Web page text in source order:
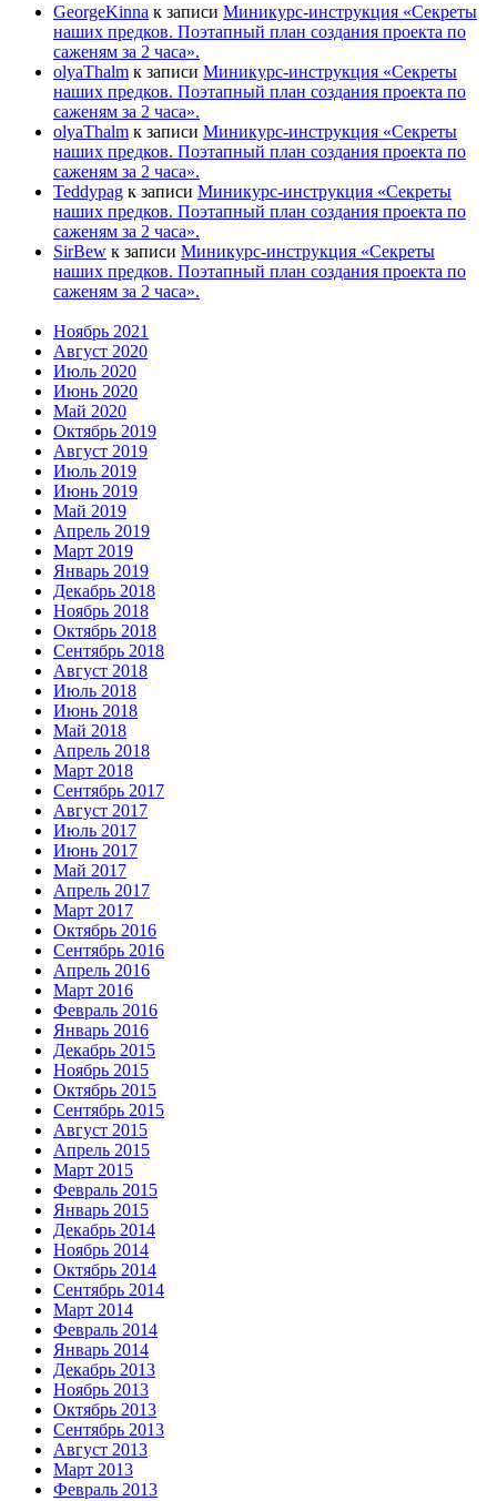
GeorgeKinna к записи Миникурс-инструкция «Секреты
наших предков. Поэтапный план создания проекта по
саженям за 2 часа».
olyaThalm к записи Миникурс-инструкция «Секреты
наших предков. Поэтапный план создания проекта по
саженям за 2 часа».
olyaThalm к записи Миникурс-инструкция «Секреты
наших предков. Поэтапный план создания проекта по
саженям за 2 часа».
Teddypag к записи Миникурс-инструкция «Секреты
наших предков. Поэтапный план создания проекта по
саженям за 2 часа».
SirBew к записи Миникурс-инструкция «Секреты
наших предков. Поэтапный план создания проекта по
саженям за 2 часа».
Ноябрь 2021
Август 2020
Июль 2020
Июнь 2020
Май 2020
Октябрь 2019
Август 2019
Июль 2019
Июнь 2019
Май 2019
Апрель 2019
Март 2019
Январь 2019
Декабрь 2018
Ноябрь 2018
Октябрь 2018
Сентябрь 2018
Август 2018
Июль 2018
Июнь 2018
Май 2018
Апрель 2018
Март 2018
Сентябрь 2017
Август 2017
Июль 2017
Июнь 2017
Май 2017
Апрель 2017
Март 2017
Октябрь 2016
Сентябрь 2016
Апрель 2016
Март 2016
Февраль 2016
Январь 2016
Декабрь 2015
Ноябрь 2015
Октябрь 2015
Сентябрь 2015
Август 2015
Апрель 2015
Март 2015
Февраль 2015
Январь 2015
Декабрь 2014
Ноябрь 2014
Октябрь 2014
Сентябрь 2014
Март 2014
Февраль 2014
Январь 2014
Декабрь 2013
Ноябрь 2013
Октябрь 2013
Сентябрь 2013
Август 2013
Март 2013
Февраль 2013